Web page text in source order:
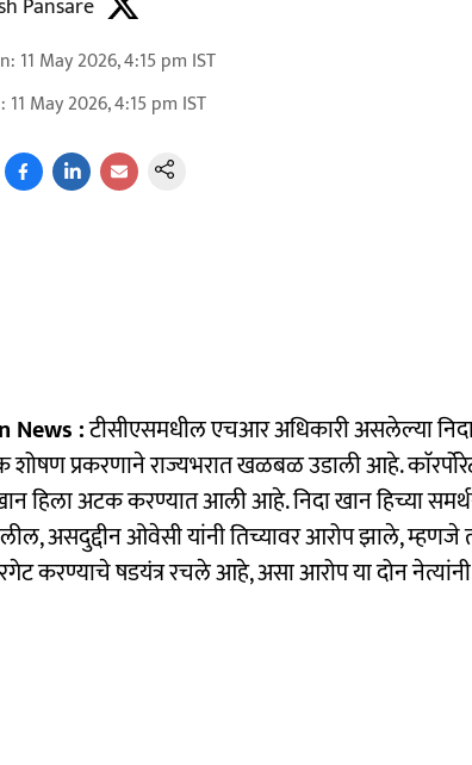
Pansare
: 11 May 2026, 4:15 pm IST
: 11 May 2026, 4:15 pm IST
News :टीसीएसमधील एचआर अधिकारी असलेल्या निदा
प्रकरणाने राज्यभरात खळबळ उडाली आहे.
हिला अटक करण्यात आली आहे. निदा खान हिच्या
असदुद्दीन ओवेसी यांनी तिच्यावर आरोप झाले, म्हणजे
करण्याचे षडयंत्र रचले आहे, असा आरोप या दोन